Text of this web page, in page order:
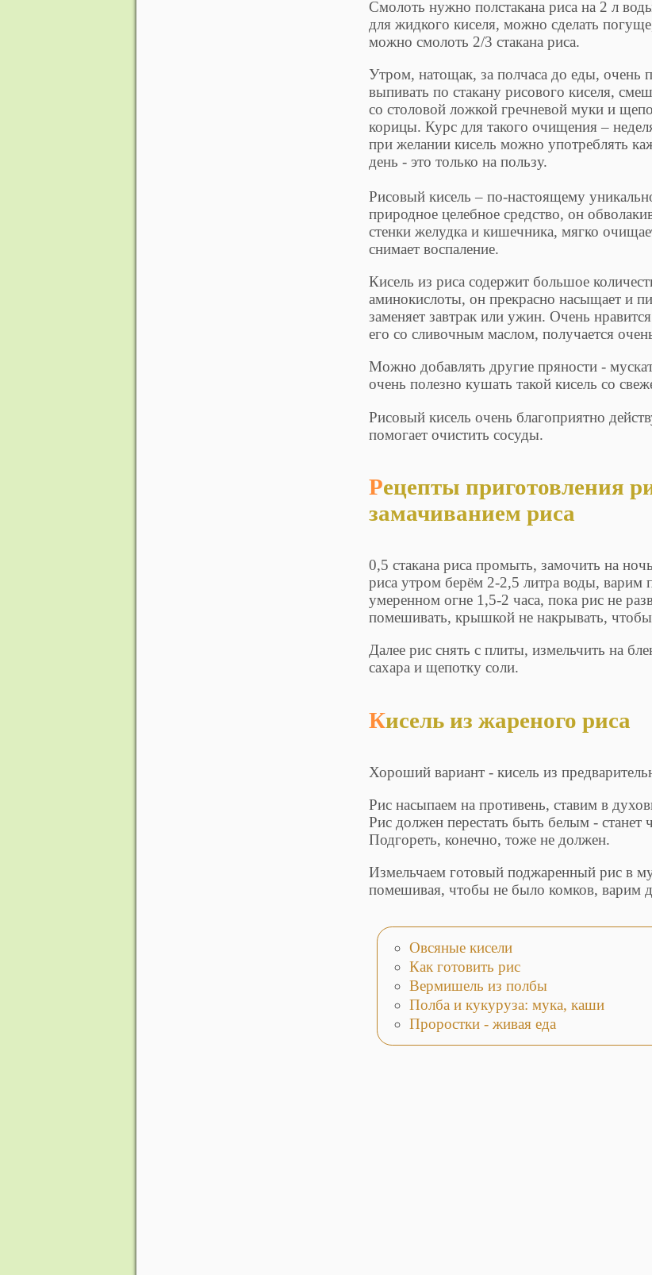
Смолоть нужно полстакана риса на 2 л
для жидкого киселя, можно сделать
можно смолоть 2/3 стакана риса.
Утром, натощак, за полчаса до еды, очень
выпивать по стакану рисового киселя,
со столовой ложкой гречневой муки и
корицы. Курс для такого очищения –
при желании кисель можно употреблять
день - это только на пользу.
Рисовый кисель – по-настоящему
природное целебное средство, он
стенки желудка и кишечника, мягко
снимает воспаление.
Кисель из риса содержит большое
аминокислоты, он прекрасно насыщает и
заменяет завтрак или ужин. Очень
его со сливочным маслом, получается
Можно добавлять другие пряности -
очень полезно кушать такой кисель со
Рисовый кисель очень благоприятно
помогает очистить сосуды.
Рецепты приготовления рисового киселя с
замачиванием риса
0,5 стакана риса промыть, замочить на
риса утром берём 2-2,5 литра воды, варим
умеренном огне 1,5-2 часа, пока рис не
помешивать, крышкой не накрывать,
Далее рис снять с плиты, измельчить на
сахара и щепотку соли.
Кисель из жареного риса
Хороший вариант - кисель из
Рис насыпаем на противень, ставим в
Рис должен перестать быть белым -
Подгореть, конечно, тоже не должен.
Измельчаем готовый поджаренный рис в
помешивая, чтобы не было комков, варим
Овсяные кисели
Как готовить рис
Вермишель из полбы
Полба и кукуруза: мука, каши
Проростки - живая еда